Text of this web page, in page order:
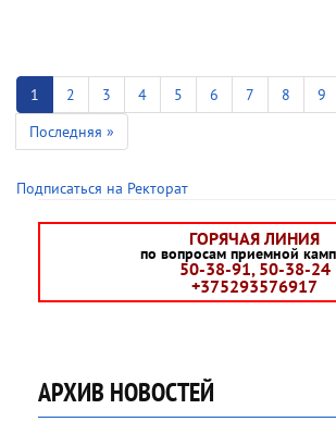
Нумерация
страниц
Текущая
страница
1 Страница
2 Страница
3 Страница
4 Страница
5 Страница
6 Страница
7 Страница
8 9
Последняя
страница
Последняя »
Подписаться на Ректорат
ГОРЯЧАЯ ЛИНИЯ
по вопросам приемной
50-38-91, 50-38-24
+375293576917
АРХИВ НОВОСТЕЙ